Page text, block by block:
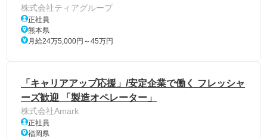
株式会社ティアグループ
正社員
熊本県
月給24万5,000円～45万円
「キャリアアップ応援」/安定企業で働く フレッシャ
ーズ歓迎 「製造オペレーター」
株式会社Amark
正社員
福岡県